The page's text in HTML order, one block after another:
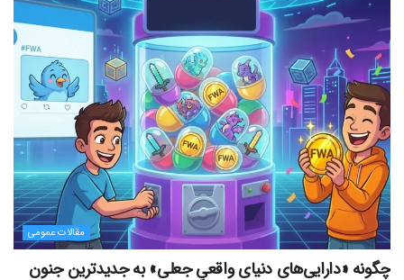
مقالات عمومی
چگونه «دارایی‌های دنیای واقعیِ جعلی» به جدیدترین جنون